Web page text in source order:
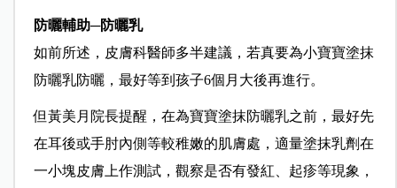
防曬輔助─防曬乳
如前所述，皮膚科醫師多半建議，若真要為小寶寶塗抹
防曬乳防曬，最好等到孩子6個月大後再進行。
但黃美月院長提醒，在為寶寶塗抹防曬乳之前，最好先
在耳後或手肘內側等較稚嫩的肌膚處，適量塗抹乳劑在
一小塊皮膚上作測試，觀察是否有發紅、起疹等現象，